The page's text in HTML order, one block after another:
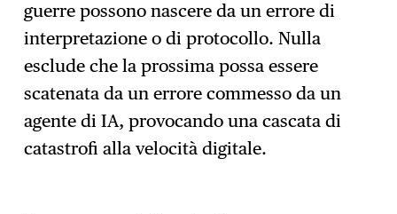
guerre possono nascere da un errore di
interpretazione o di protocollo. Nulla
esclude che la prossima possa essere
scatenata da un errore commesso da un
agente di IA, provocando una cascata di
catastrofi alla velocità digitale.